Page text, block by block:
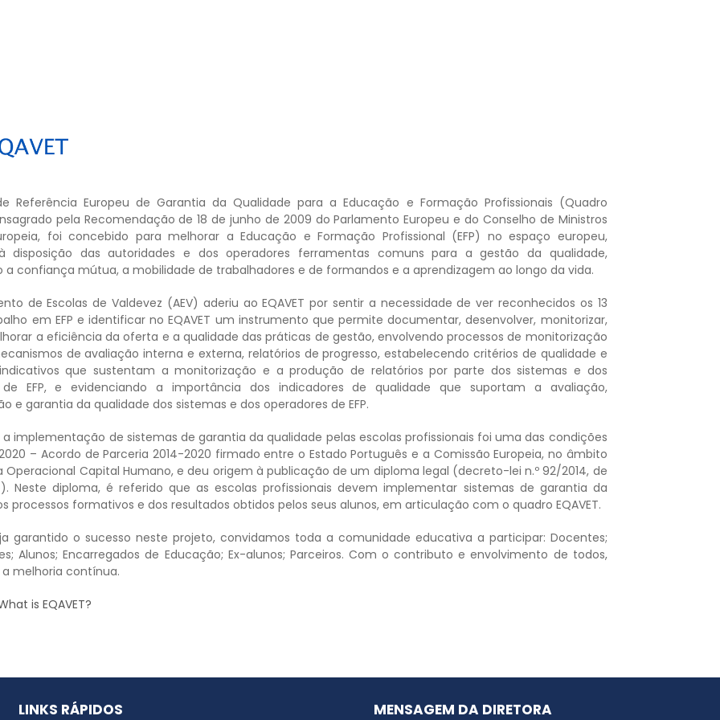
Referência Europeu de Garantia da Qualidade para a Educação e Formação Profissionais (Quadro
pela Recomendação de 18 de junho de 2009 do Parlamento Europeu e do Conselho de Ministros
foi concebido para melhorar a Educação e Formação Profissional (EFP) no espaço europeu,
disposição das autoridades e dos operadores ferramentas comuns para a gestão da qualidade,
a confiança mútua, a mobilidade de trabalhadores e de formandos e a aprendizagem ao longo da vida.
de Escolas de Valdevez (AEV) aderiu ao EQAVET por sentir a necessidade de ver reconhecidos os 13
em EFP e identificar no EQAVET um instrumento que permite documentar, desenvolver, monitorizar,
a eficiência da oferta e a qualidade das práticas de gestão, envolvendo processos de monitorização
de avaliação interna e externa, relatórios de progresso, estabelecendo critérios de qualidade e
que sustentam a monitorização e a produção de relatórios por parte dos sistemas e dos
de EFP, e evidenciando a importância dos indicadores de qualidade que suportam a avaliação,
e garantia da qualidade dos sistemas e dos operadores de EFP.
a implementação de sistemas de garantia da qualidade pelas escolas profissionais foi uma das condições
– Acordo de Parceria 2014-2020 firmado entre o Estado Português e a Comissão Europeia, no âmbito
Operacional Capital Humano, e deu origem à publicação de um diploma legal (decreto-lei n.º 92/2014, de
Neste diploma, é referido que as escolas profissionais devem implementar sistemas de garantia da
processos formativos e dos resultados obtidos pelos seus alunos, em articulação com o quadro EQAVET.
garantido o sucesso neste projeto, convidamos toda a comunidade educativa a participar: Docentes;
Alunos; Encarregados de Educação; Ex-alunos; Parceiros. Com o contributo e envolvimento de todos,
melhoria contínua.
is EQAVET?
LINKS RÁPIDOS MENSAGEM DA DIRETORA